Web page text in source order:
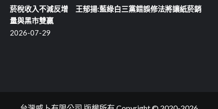
菸稅收入不減反增 王郁揚:藍綠白三黨錯誤修法將讓紙菸銷
量與黑市雙贏
2026-07-29